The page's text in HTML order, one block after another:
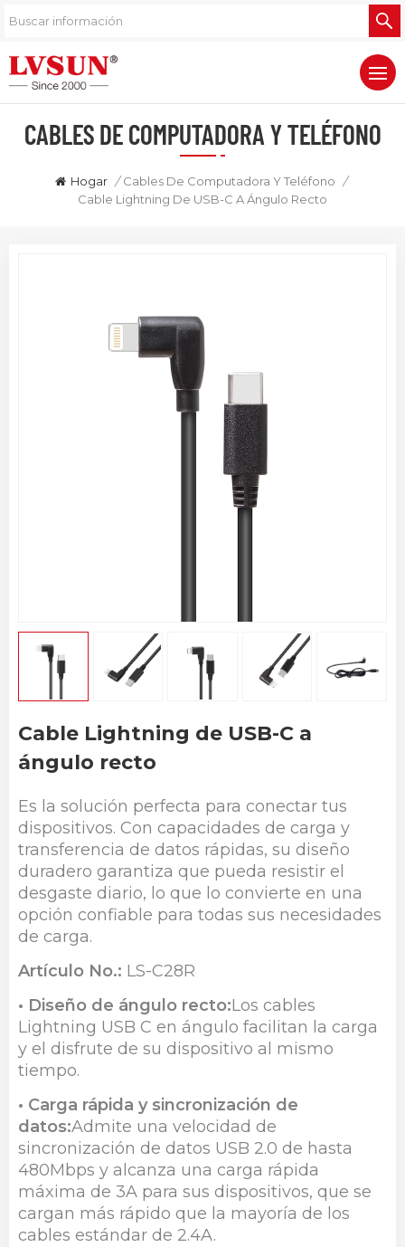
CABLES DE COMPUTADORA Y TELÉFONO
Hogar / Cables De Computadora Y Teléfono
/
Cable Lightning De USB-C A Ángulo Recto
Cable Lightning de USB-C a
ángulo recto
Es la solución perfecta para conectar tus
dispositivos. Con capacidades de carga y
transferencia de datos rápidas, su diseño
duradero garantiza que pueda resistir el
desgaste diario, lo que lo convierte en una
opción confiable para todas sus necesidades
de carga.
Artículo No.: LS-C28R
• Diseño de ángulo recto:Los cables
Lightning USB C en ángulo facilitan la carga
y el disfrute de su dispositivo al mismo
tiempo.
• Carga rápida y sincronización de
datos:Admite una velocidad de
sincronización de datos USB 2.0 de hasta
480Mbps y alcanza una carga rápida
máxima de 3A para sus dispositivos, que se
cargan más rápido que la mayoría de los
cables estándar de 2.4A.